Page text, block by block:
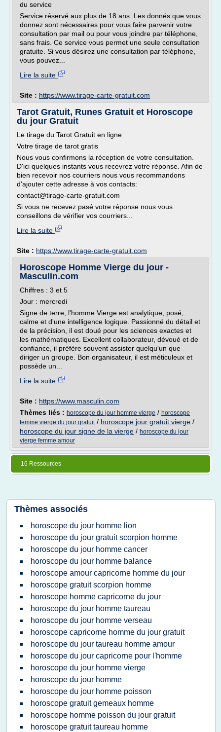
du service
Service réservé aux plus de 18 ans. Les donnés que vous
donnez sont nécessaires pour vous faire parvenir votre
consultation par mail ou pour vous joindre par téléphone,
sans frais. Ce service vous permet une seule consultation
gratuite. Si vous désirez une consultation par téléphone,
vous pouvez...
Lire la suite
Site : https://www.tirage-carte-gratuit.com
Tarot Gratuit, Runes Gratuit et Horoscope
du jour Gratuit
Le tirage du Tarot Gratuit en ligne
Votre tirage de tarot gratis
Nous vous confirmons la réception de votre consultation.
D'ici quelques instants vous recevrez votre réponse. Afin de
bien recevoir nos courriers nous vous recommandons
d'ajouter cette adresse à vos contacts:
contact@tirage-carte-gratuit.com
Si vous ne recevez pasé votre réponse nous vous
conseillons de vérifier vos courriers...
Lire la suite
Site : https://www.tirage-carte-gratuit.com
Horoscope Homme Vierge du jour -
Masculin.com
Chiffres : 3 et 5
Jour : mercredi
Signe de terre, l'homme Vierge est analytique, posé,
calme et d'une intelligence logique. Passionné du détail et
de la précision, il est doué pour les sciences exactes et
les mathématiques. Excellent collaborateur, dévoué et de
confiance, il préfère souvent assister quelqu'un que
diriger un groupe. Bon organisateur, il est méticuleux et
possède un...
Lire la suite
Site : https://www.masculin.com
Thèmes liés : horoscope du jour homme vierge / horoscope
femme vierge du jour gratuit/ horoscope jour gratuit vierge /
horoscope du jour signe de la vierge / horoscope du jour
vierge femme amour
16 Ressources
Thèmes associés
horoscope du jour homme lion
horoscope du jour gratuit scorpion homme
horoscope du jour homme cancer
horoscope du jour homme balance
horoscope amour capricorne homme du jour
horoscope gratuit scorpion homme
horoscope homme capricorne du jour
horoscope du jour homme taureau
horoscope du jour homme verseau
horoscope capricorne homme du jour gratuit
horoscope du jour taureau homme amour
horoscope du jour capricorne pour l'homme
horoscope du jour homme vierge
horoscope du jour homme
horoscope du jour homme poisson
horoscope gratuit gemeaux homme
horoscope homme poisson du jour gratuit
horoscope gratuit taureau homme